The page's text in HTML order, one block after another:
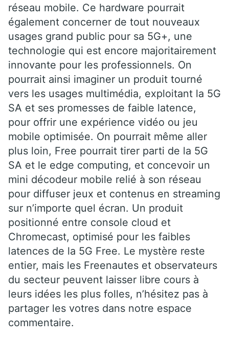
réseau mobile. Ce hardware pourrait
également concerner de tout nouveaux
usages grand public pour sa 5G+, une
technologie qui est encore majoritairement
innovante pour les professionnels. On
pourrait ainsi imaginer un produit tourné
vers les usages multimédia, exploitant la 5G
SA et ses promesses de faible latence,
pour offrir une expérience vidéo ou jeu
mobile optimisée. On pourrait même aller
plus loin, Free pourrait tirer parti de la 5G
SA et le edge computing, et concevoir un
mini décodeur mobile relié à son réseau
pour diffuser jeux et contenus en streaming
sur n’importe quel écran. Un produit
positionné entre console cloud et
Chromecast, optimisé pour les faibles
latences de la 5G Free. Le mystère reste
entier, mais les Freenautes et observateurs
du secteur peuvent laisser libre cours à
leurs idées les plus folles, n’hésitez pas à
partager les votres dans notre espace
commentaire.